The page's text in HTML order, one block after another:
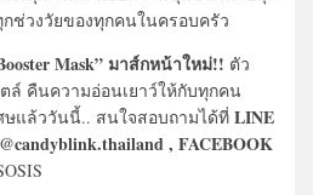
ช่วงวัยของทุกคนในครอบครัว
Mask” มาส์กหน้าใหม่!! ตัว
ล์ คืนความอ่อนเยาว์ให้กับทุกคน
แล้ววันนี้.. สนใจสอบถามได้ที่ LINE
, FACEBOOK